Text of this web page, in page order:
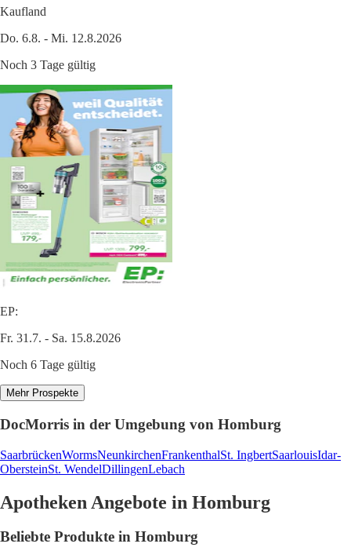
Kaufland
Do. 6.8. - Mi. 12.8.2026
Noch 3 Tage gültig
EP:
Fr. 31.7. - Sa. 15.8.2026
Noch 6 Tage gültig
Mehr Prospekte
DocMorris in der Umgebung von Homburg
SaarbrückenWormsNeunkirchenFrankenthalSt. IngbertSaarlouisIdar-
ObersteinSt. WendelDillingenLebach
Apotheken Angebote in Homburg
Beliebte Produkte in Homburg